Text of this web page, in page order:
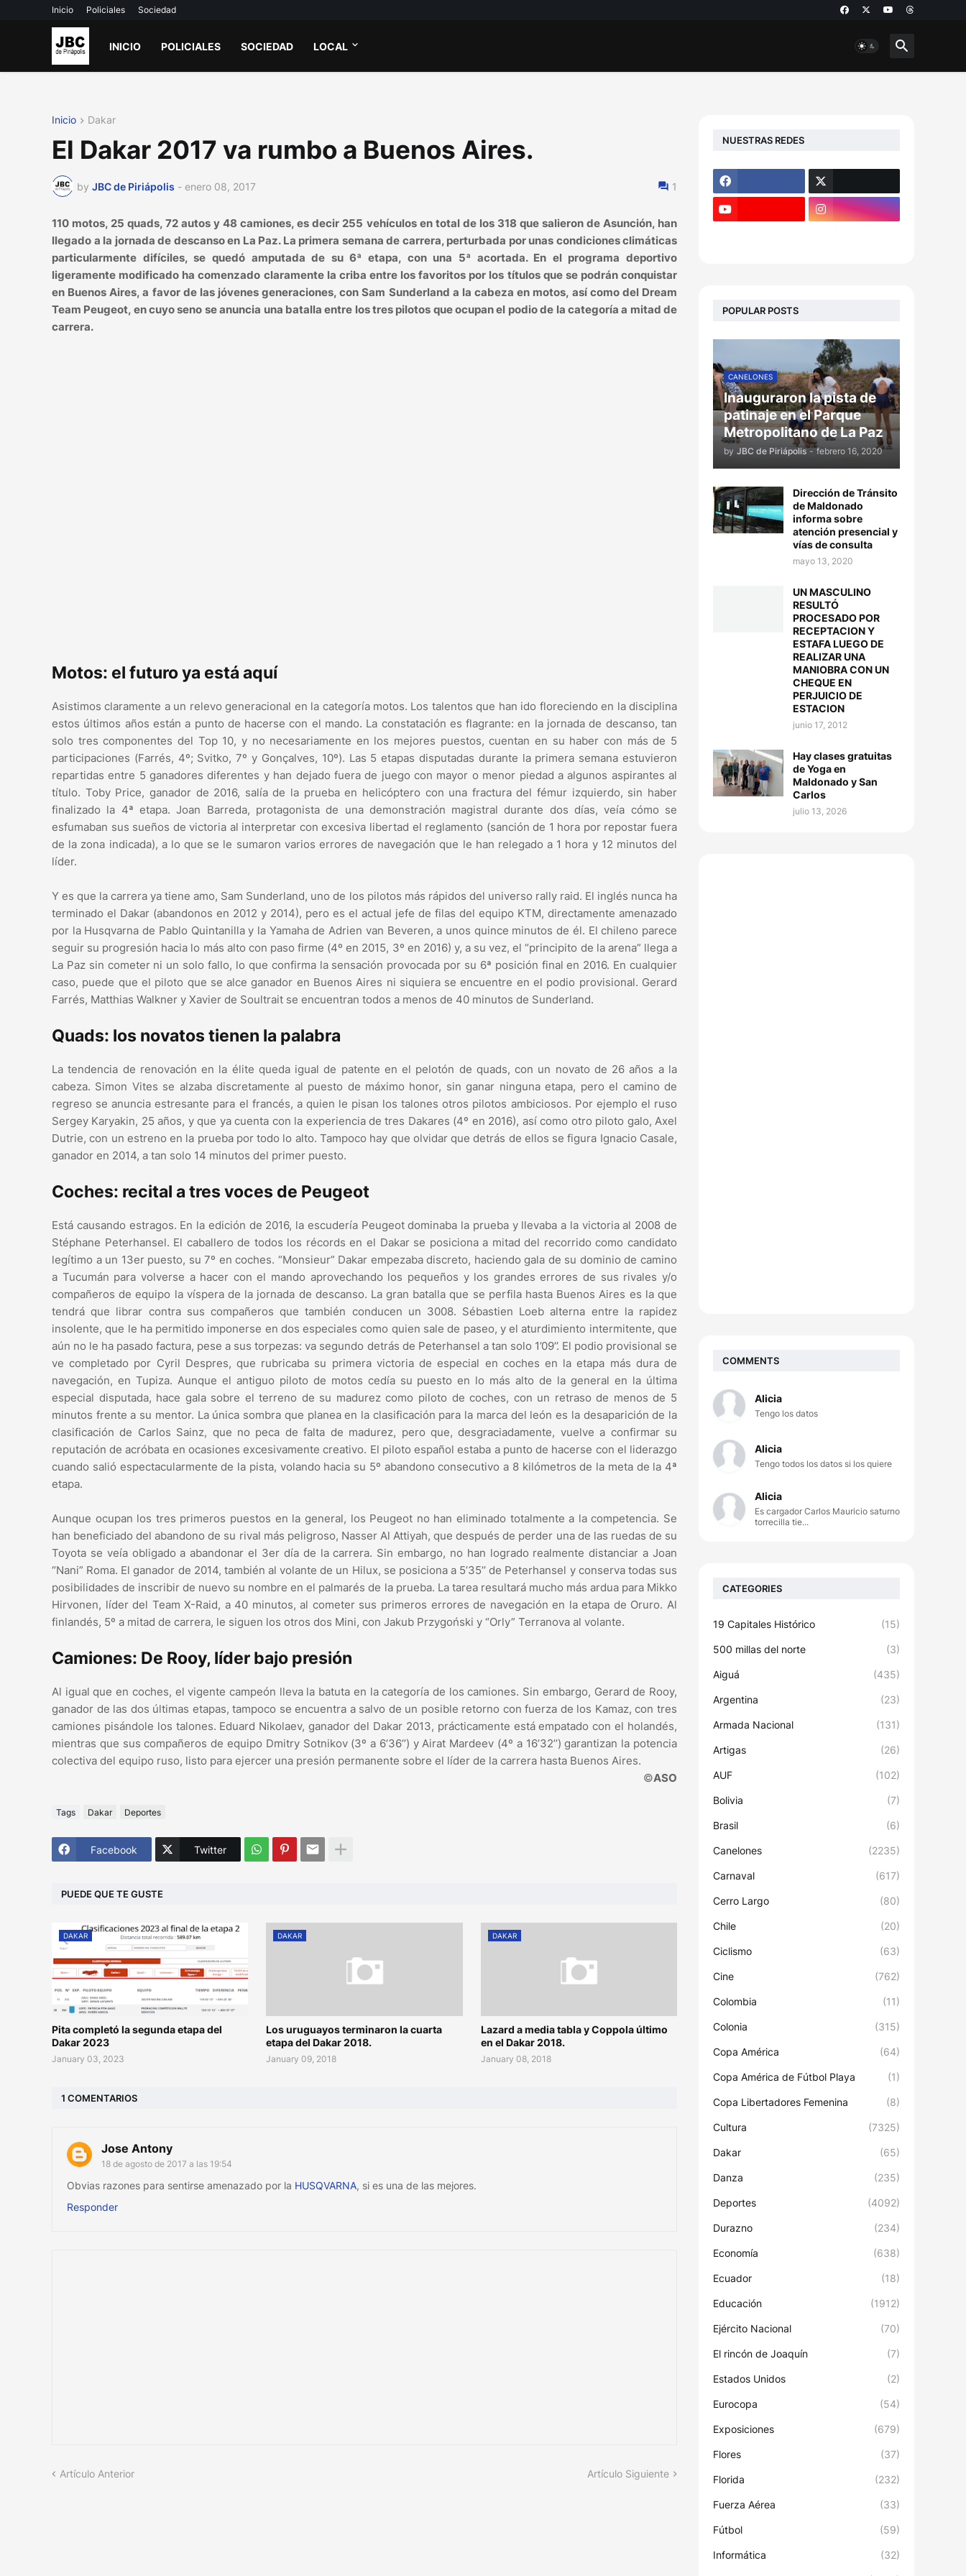
Inicio Policiales Sociedad
INICIO POLICIALES SOCIEDAD LOCAL
Inicio Dakar
El Dakar 2017 va rumbo a Buenos Aires.
by JBC de Piriápolis - enero 08, 2017 1
110 motos, 25 quads, 72 autos y 48 camiones, es decir 255 vehículos en total de los 318 que salieron de Asunción, han
llegado a la jornada de descanso en La Paz. La primera semana de carrera, perturbada por unas condiciones climáticas
particularmente difíciles, se quedó amputada de su 6ª etapa, con una 5ª acortada. En el programa deportivo
ligeramente modificado ha comenzado claramente la criba entre los favoritos por los títulos que se podrán conquistar
en Buenos Aires, a favor de las jóvenes generaciones, con Sam Sunderland a la cabeza en motos, así como del Dream
Team Peugeot, en cuyo seno se anuncia una batalla entre los tres pilotos que ocupan el podio de la categoría a mitad de
carrera.
Motos: el futuro ya está aquí
Asistimos claramente a un relevo generacional en la categoría motos. Los talentos que han ido floreciendo en la disciplina
estos últimos años están a punto de hacerse con el mando. La constatación es flagrante: en la jornada de descanso, tan
solo tres componentes del Top 10, y no necesariamente en los mejores puestos, cuentan en su haber con más de 5
participaciones (Farrés, 4º; Svitko, 7º y Gonçalves, 10º). Las 5 etapas disputadas durante la primera semana estuvieron
repartidas entre 5 ganadores diferentes y han dejado fuera de juego con mayor o menor piedad a algunos aspirantes al
título. Toby Price, ganador de 2016, salía de la prueba en helicóptero con una fractura del fémur izquierdo, sin haber
finalizado la 4ª etapa. Joan Barreda, protagonista de una demonstración magistral durante dos días, veía cómo se
esfumaban sus sueños de victoria al interpretar con excesiva libertad el reglamento (sanción de 1 hora por repostar fuera
de la zona indicada), a lo que se le sumaron varios errores de navegación que le han relegado a 1 hora y 12 minutos del
líder.
Y es que la carrera ya tiene amo, Sam Sunderland, uno de los pilotos más rápidos del universo rally raid. El inglés nunca ha
terminado el Dakar (abandonos en 2012 y 2014), pero es el actual jefe de filas del equipo KTM, directamente amenazado
por la Husqvarna de Pablo Quintanilla y la Yamaha de Adrien van Beveren, a unos quince minutos de él. El chileno parece
seguir su progresión hacia lo más alto con paso firme (4º en 2015, 3º en 2016) y, a su vez, el “principito de la arena” llega a
La Paz sin cometer ni un solo fallo, lo que confirma la sensación provocada por su 6ª posición final en 2016. En cualquier
caso, puede que el piloto que se alce ganador en Buenos Aires ni siquiera se encuentre en el podio provisional. Gerard
Farrés, Matthias Walkner y Xavier de Soultrait se encuentran todos a menos de 40 minutos de Sunderland.
Quads: los novatos tienen la palabra
La tendencia de renovación en la élite queda igual de patente en el pelotón de quads, con un novato de 26 años a la
cabeza. Simon Vites se alzaba discretamente al puesto de máximo honor, sin ganar ninguna etapa, pero el camino de
regreso se anuncia estresante para el francés, a quien le pisan los talones otros pilotos ambiciosos. Por ejemplo el ruso
Sergey Karyakin, 25 años, y que ya cuenta con la experiencia de tres Dakares (4º en 2016), así como otro piloto galo, Axel
Dutrie, con un estreno en la prueba por todo lo alto. Tampoco hay que olvidar que detrás de ellos se figura Ignacio Casale,
ganador en 2014, a tan solo 14 minutos del primer puesto.
Coches: recital a tres voces de Peugeot
Está causando estragos. En la edición de 2016, la escudería Peugeot dominaba la prueba y llevaba a la victoria al 2008 de
Stéphane Peterhansel. El caballero de todos los récords en el Dakar se posiciona a mitad del recorrido como candidato
legítimo a un 13er puesto, su 7º en coches. “Monsieur” Dakar empezaba discreto, haciendo gala de su dominio de camino
a Tucumán para volverse a hacer con el mando aprovechando los pequeños y los grandes errores de sus rivales y/o
compañeros de equipo la víspera de la jornada de descanso. La gran batalla que se perfila hasta Buenos Aires es la que
tendrá que librar contra sus compañeros que también conducen un 3008. Sébastien Loeb alterna entre la rapidez
insolente, que le ha permitido imponerse en dos especiales como quien sale de paseo, y el aturdimiento intermitente, que
aún no le ha pasado factura, pese a sus torpezas: va segundo detrás de Peterhansel a tan solo 1’09’’. El podio provisional se
ve completado por Cyril Despres, que rubricaba su primera victoria de especial en coches en la etapa más dura de
navegación, en Tupiza. Aunque el antiguo piloto de motos cedía su puesto en lo más alto de la general en la última
especial disputada, hace gala sobre el terreno de su madurez como piloto de coches, con un retraso de menos de 5
minutos frente a su mentor. La única sombra que planea en la clasificación para la marca del león es la desaparición de la
clasificación de Carlos Sainz, que no peca de falta de madurez, pero que, desgraciadamente, vuelve a confirmar su
reputación de acróbata en ocasiones excesivamente creativo. El piloto español estaba a punto de hacerse con el liderazgo
cuando salió espectacularmente de la pista, volando hacia su 5º abandono consecutivo a 8 kilómetros de la meta de la 4ª
etapa.
Aunque ocupan los tres primeros puestos en la general, los Peugeot no han eliminado totalmente a la competencia. Se
han beneficiado del abandono de su rival más peligroso, Nasser Al Attiyah, que después de perder una de las ruedas de su
Toyota se veía obligado a abandonar el 3er día de la carrera. Sin embargo, no han logrado realmente distanciar a Joan
“Nani” Roma. El ganador de 2014, también al volante de un Hilux, se posiciona a 5’35’’ de Peterhansel y conserva todas sus
posibilidades de inscribir de nuevo su nombre en el palmarés de la prueba. La tarea resultará mucho más ardua para Mikko
Hirvonen, líder del Team X-Raid, a 40 minutos, al cometer sus primeros errores de navegación en la etapa de Oruro. Al
finlandés, 5º a mitad de carrera, le siguen los otros dos Mini, con Jakub Przygoński y “Orly” Terranova al volante.
Camiones: De Rooy, líder bajo presión
Al igual que en coches, el vigente campeón lleva la batuta en la categoría de los camiones. Sin embargo, Gerard de Rooy,
ganador de las dos últimas etapas, tampoco se encuentra a salvo de un posible retorno con fuerza de los Kamaz, con tres
camiones pisándole los talones. Eduard Nikolaev, ganador del Dakar 2013, prácticamente está empatado con el holandés,
mientras que sus compañeros de equipo Dmitry Sotnikov (3º a 6’36’’) y Airat Mardeev (4º a 16’32’’) garantizan la potencia
colectiva del equipo ruso, listo para ejercer una presión permanente sobre el líder de la carrera hasta Buenos Aires.
©ASO
Tags Dakar Deportes
Facebook Twitter
PUEDE QUE TE GUSTE
DAKAR
Pita completó la segunda etapa del
Dakar 2023
January 03, 2023
DAKAR
Los uruguayos terminaron la cuarta
etapa del Dakar 2018.
January 09, 2018
DAKAR
Lazard a media tabla y Coppola último
en el Dakar 2018.
January 08, 2018
1 COMENTARIOS
Jose Antony
18 de agosto de 2017 a las 19:54
Obvias razones para sentirse amenazado por la HUSQVARNA, si es una de las mejores.
Responder
Artículo Anterior Artículo Siguiente
NUESTRAS REDES
POPULAR POSTS
CANELONES
Inauguraron la pista de
patinaje en el Parque
Metropolitano de La Paz
by JBC de Piriápolis - febrero 16, 2020
Dirección de Tránsito
de Maldonado
informa sobre
atención presencial y
vías de consulta
mayo 13, 2020
UN MASCULINO
RESULTÓ
PROCESADO POR
RECEPTACION Y
ESTAFA LUEGO DE
REALIZAR UNA
MANIOBRA CON UN
CHEQUE EN
PERJUICIO DE
ESTACION
junio 17, 2012
Hay clases gratuitas
de Yoga en
Maldonado y San
Carlos
julio 13, 2026
COMMENTS
Alicia
Tengo los datos
Alicia
Tengo todos los datos si los quiere
Alicia
Es cargador Carlos Mauricio saturno
torrecilla tie...
CATEGORIES
19 Capitales Histórico (15)
500 millas del norte (3)
Aiguá (435)
Argentina (23)
Armada Nacional (131)
Artigas (26)
AUF (102)
Bolivia (7)
Brasil (6)
Canelones (2235)
Carnaval (617)
Cerro Largo (80)
Chile (20)
Ciclismo (63)
Cine (762)
Colombia (11)
Colonia (315)
Copa América (64)
Copa América de Fútbol Playa (1)
Copa Libertadores Femenina (8)
Cultura (7325)
Dakar (65)
Danza (235)
Deportes (4092)
Durazno (234)
Economía (638)
Ecuador (18)
Educación (1912)
Ejército Nacional (70)
El rincón de Joaquín (7)
Estados Unidos (2)
Eurocopa (54)
Exposiciones (679)
Flores (37)
Florida (232)
Fuerza Aérea (33)
Fútbol (59)
Informática (32)